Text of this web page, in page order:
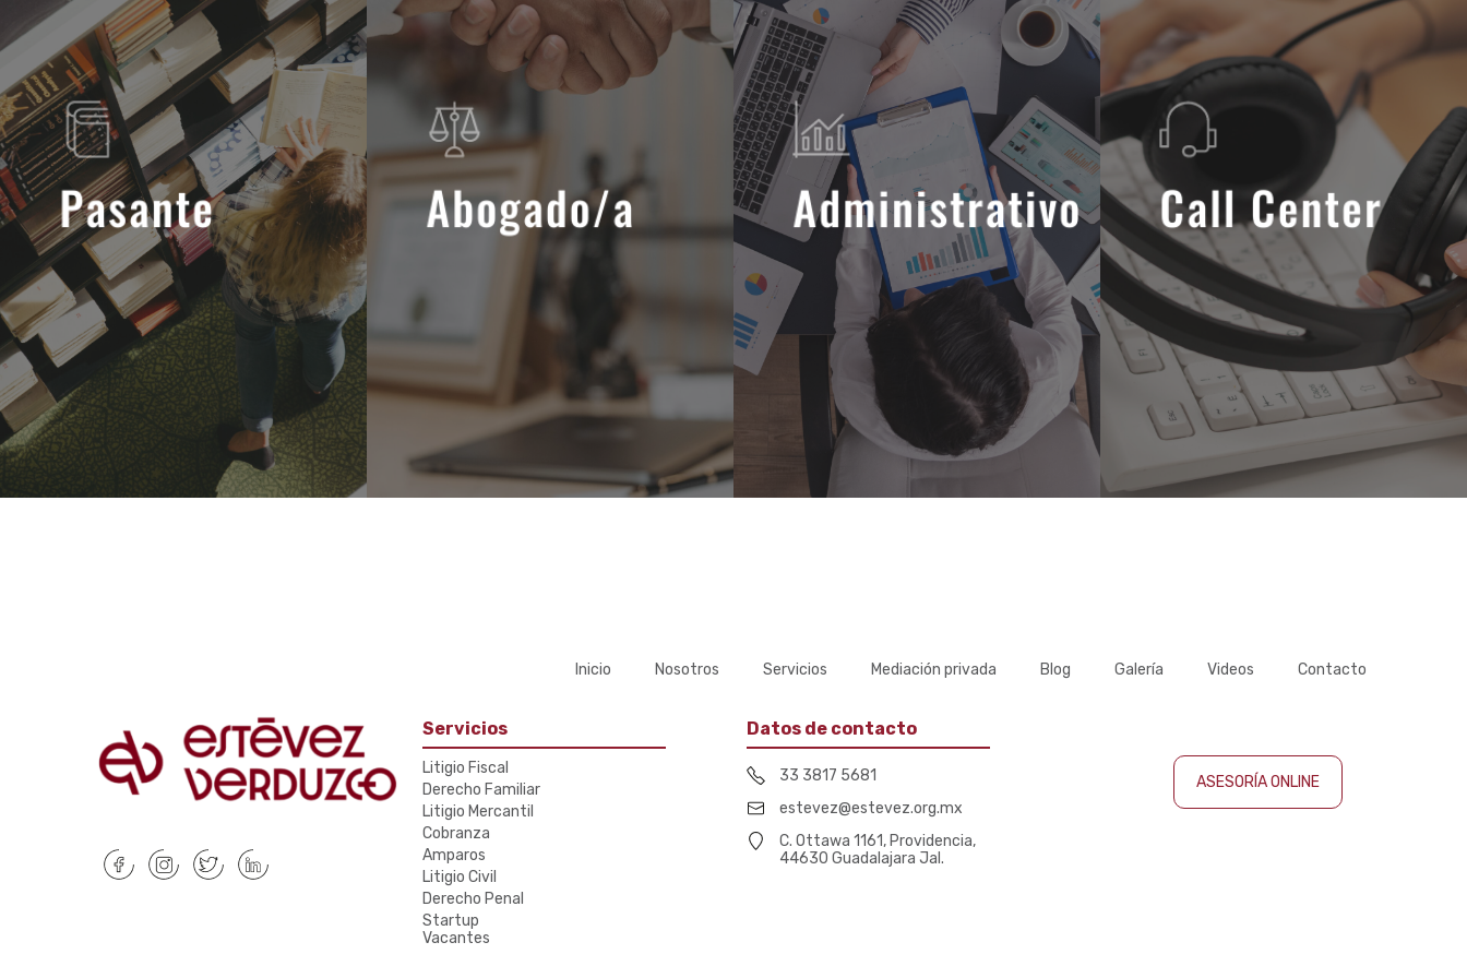
Pasante Abogado/a Administrativo Call Center
Inicio Nosotros Servicios Mediación privada Blog Galería Videos Contacto
Servicios
Litigio Fiscal
Derecho Familiar
Litigio Mercantil
Cobranza
Amparos
Litigio Civil
Derecho Penal
Startup
Vacantes
Datos de contacto
33 3817 5681
estevez@estevez.org.mx
C. Ottawa 1161, Providencia,
44630 Guadalajara Jal.
ASESORÍA ONLINE